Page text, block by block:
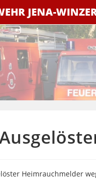
JENA-
Heimrauchmelder